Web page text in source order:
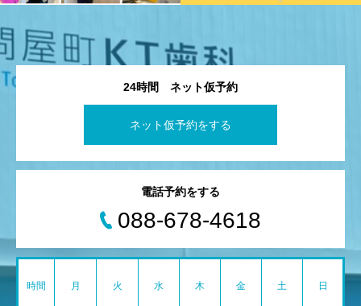
24時間 ネット仮予約
ネット仮予約をする
電話予約をする
088-678-4618
時間 月 火 水 木 金 土 日